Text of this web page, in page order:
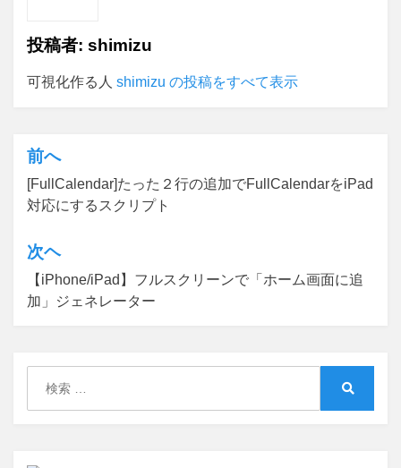
投稿者: shimizu
可視化作る人 shimizu の投稿をすべて表示
投
稿
ナ
ビ
ゲ
ー
ョ
ン
前へ
[FullCalendar]たった２行の追加でFullCalendarをiPad
対応にするスクリプト
次ヘ
【iPhone/iPad】フルスクリーンで「ホーム画面に追
加」ジェネレーター